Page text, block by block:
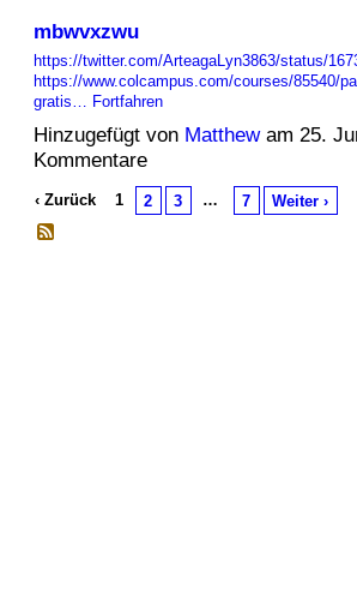
mbwvxzwu
https://twitter.com/ArteagaLyn3863/status/
https://www.colcampus.com/courses/85540/
gratis…
Fortfahren
Hinzugefügt von Matthewam 25.
Kommentare
‹ Zurück 1 2 3 … 7 Weiter ›